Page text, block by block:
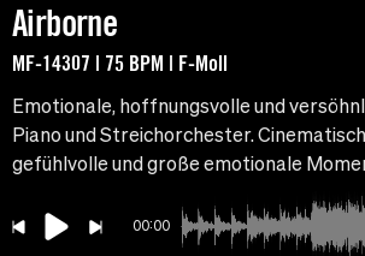
Airborne
MF-14307 | 75 BPM | F-Moll
Emotionale, hoffnungsvolle und
Piano und Streichorchester.
gefühlvolle und große emotionale
00:00